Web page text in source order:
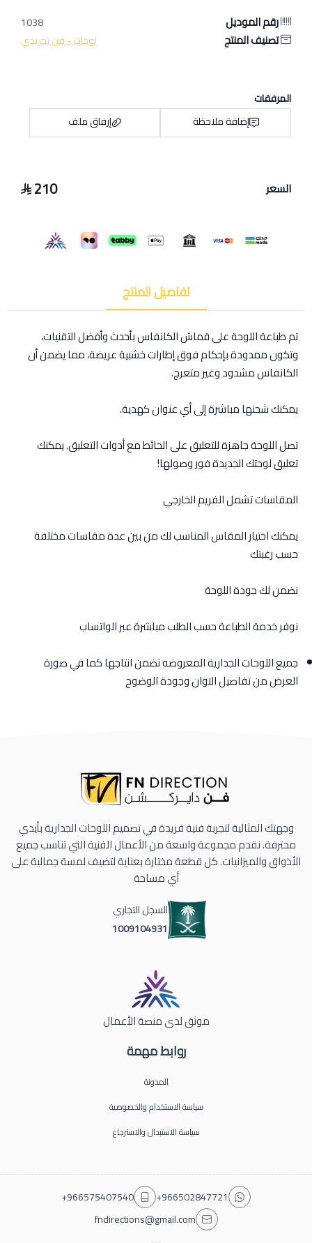
رقم الموديل 1038
تصنيف المنتج لوحات - فن تجريدي
المرفقات
إضافة ملاحظة
إرفاق ملف
السعر 210
تفاصيل المنتج
تم طباعة اللوحة على قماش الكانفاس بأحدث وأفضل التقنيات،
وتكون ممدودة بإحكام فوق إطارات خشبية عريضة، مما يضمن أن
الكانفاس مشدود وغير متعرج.
يمكنك شحنها مباشرة إلى أي عنوان كهدية.
تصل اللوحة جاهزة للتعليق على الحائط مع أدوات التعليق. يمكنك
تعليق لوحتك الجديدة فور وصولها!
المقاسات تشمل الفريم الخارجي
يمكنك اختيار المقاس المناسب لك من بين عدة مقاسات مختلفة
حسب رغبتك
نضمن لك جودة اللوحة
نوفر خدمة الطباعة حسب الطلب مباشرة عبر الواتساب
جميع اللوحات الجدارية المعروضه نضمن انتاجها كما في صورة
العرض من تفاصيل الاوان وجودة الوضوح
روابط مهمة
المدونة
سياسة الاستخدام والخصوصية
سياسة الاستبدال والاسترجاع
وجهتك المثالية لتجربة فنية فريدة في تصميم اللوحات الجدارية بأيدي
محترفة. نقدم مجموعة واسعة من الأعمال الفنية التي تناسب جميع
الأذواق والميزانيات. كل قطعة مختارة بعناية لتضيف لمسة جمالية على
أي مساحة
السجل التجاري
1009104931
موثق لدى منصة الأعمال
+966502847721
+966575407540
fndirections@gmail.com